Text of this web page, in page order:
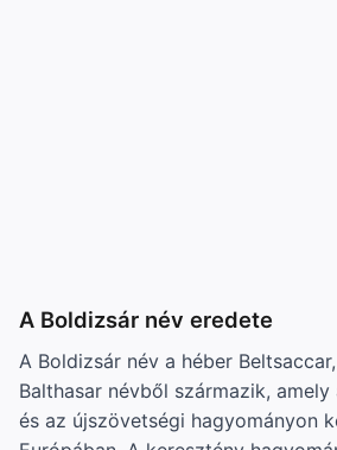
A Boldizsár név eredete
A Boldizsár név a héber
Balthasar névből származik,
és az újszövetségi hagyományon